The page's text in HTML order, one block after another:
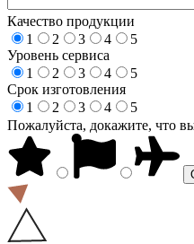
Качество продукции
1
2 3 4
5
Уровень сервиса
1
2 3 4
5
Срок изготовления
1
2 3 4
5
Пожалуйста, докажите, что